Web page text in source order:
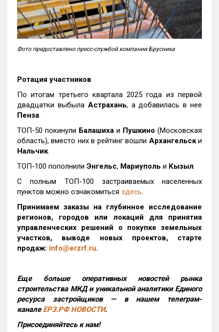
Фото предоставлено пресс-службой компании Брусника
Ротация участников
По итогам третьего квартала 2025 года из первой
двадцатки выбыла Астрахань, а добавилась в нее
Пенза.
ТОП-50 покинули Балашиха и Пушкино (Московская
область), вместо них в рейтинг вошли Архангельски
Нальчик.
ТОП-100 пополнили Энгельс, Мариуполь и Кызыл.
С полным ТОП-100 застраиваемых населенных
пунктов можно ознакомиться здесь.
Принимаем заказы на глубинное исследование
регионов, городов или локаций для принятия
управленческих решений о покупке земельных
участков, выводе новых проектов, старте
продаж: info@erzrf.ru.
Еще больше оперативных новостей рынка
строительства МКД и уникальной аналитики Единого
ресурса застройщиков — в нашем телеграм-
канале ЕРЗ.РФ НОВОСТИ.
Присоединяйтесь к нам!